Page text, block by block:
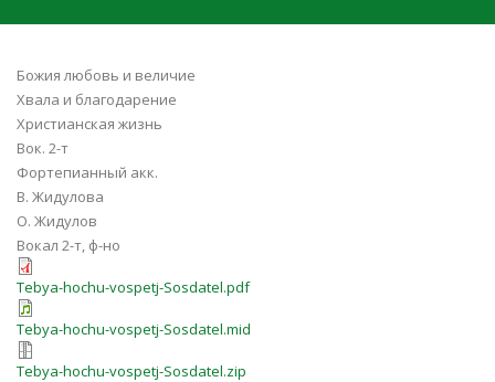
Божия любовь и величие
Хвала и благодарение
Христианская жизнь
Вок. 2-т
Фортепианный акк.
В. Жидулова
О. Жидулов
Вокал 2-т, ф-но
Tebya-hochu-vospetj-Sosdatel.pdf
Tebya-hochu-vospetj-Sosdatel.mid
Tebya-hochu-vospetj-Sosdatel.zip